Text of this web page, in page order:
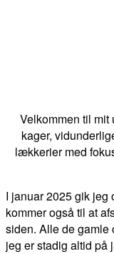
Velkommen til
kager,
lækkerier med
I januar 2025 gik jeg
kommer også til at
siden. Alle de gamle
jeg er stadig altid på